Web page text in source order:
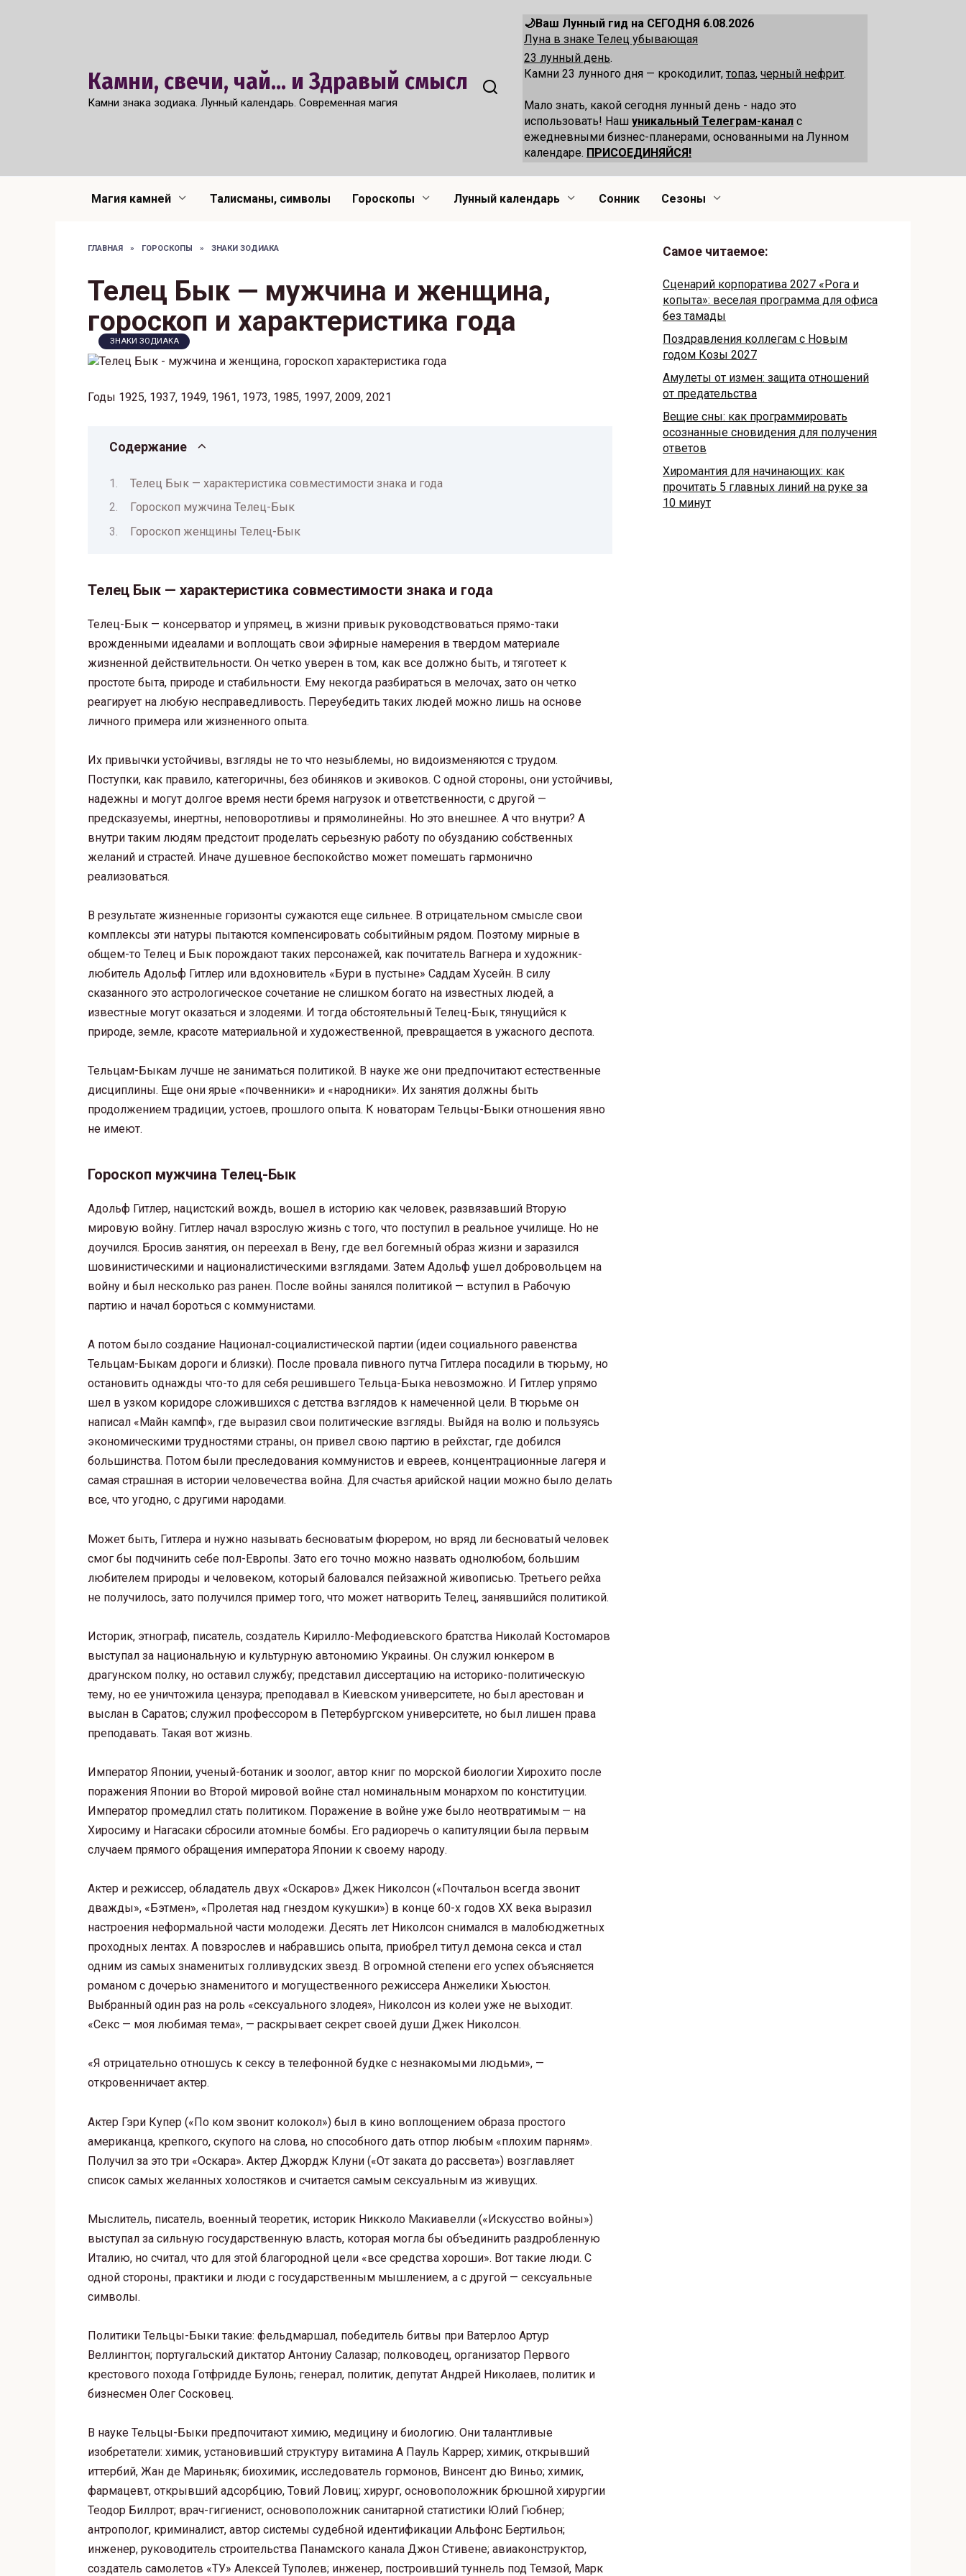
Камни, свечи, чай... и Здравый смысл
Камни знака зодиака. Лунный календарь. Современная магия
🌙Ваш Лунный гид на СЕГОДНЯ 6.08.2026
Луна в знаке Телец убывающая
23 лунный день.
Камни 23 лунного дня — крокодилит, топаз, черный нефрит.
Мало знать, какой сегодня лунный день - надо это
использовать! Наш уникальный Телеграм-канал с
ежедневными бизнес-планерами, основанными на Лунном
календаре. ПРИСОЕДИНЯЙСЯ!
Магия камней Талисманы, символы Гороскопы Лунный календарь Сонник Сезоны
ГЛАВНАЯ » ГОРОСКОПЫ » ЗНАКИ ЗОДИАКА
Телец Бык — мужчина и женщина,
гороскоп и характеристика года
ЗНАКИ ЗОДИАКА
Годы 1925, 1937, 1949, 1961, 1973, 1985, 1997, 2009, 2021
Содержание
Телец Бык — характеристика совместимости знака и года
Гороскоп мужчина Телец-Бык
Гороскоп женщины Телец-Бык
Телец Бык — характеристика совместимости знака и года
Телец-Бык — консерватор и упрямец, в жизни привык руководствоваться прямо-таки
врожденными идеалами и воплощать свои эфирные намерения в твердом материале
жизненной действительности. Он четко уверен в том, как все должно быть, и тяготеет к
простоте быта, природе и стабильности. Ему некогда разбираться в мелочах, зато он четко
реагирует на любую несправедливость. Переубедить таких людей можно лишь на основе
личного примера или жизненного опыта.
Их привычки устойчивы, взгляды не то что незыблемы, но видоизменяются с трудом.
Поступки, как правило, категоричны, без обиняков и экивоков. С одной стороны, они устойчивы,
надежны и могут долгое время нести бремя нагрузок и ответственности, с другой —
предсказуемы, инертны, неповоротливы и прямолинейны. Но это внешнее. А что внутри? А
внутри таким людям предстоит проделать серьезную работу по обузданию собственных
желаний и страстей. Иначе душевное беспокойство может помешать гармонично
реализоваться.
В результате жизненные горизонты сужаются еще сильнее. В отрицательном смысле свои
комплексы эти натуры пытаются компенсировать событийным рядом. Поэтому мирные в
общем-то Телец и Бык порождают таких персонажей, как почитатель Вагнера и художник-
любитель Адольф Гитлер или вдохновитель «Бури в пустыне» Саддам Хусейн. В силу
сказанного это астрологическое сочетание не слишком богато на известных людей, а
известные могут оказаться и злодеями. И тогда обстоятельный Телец-Бык, тянущийся к
природе, земле, красоте материальной и художественной, превращается в ужасного деспота.
Тельцам-Быкам лучше не заниматься политикой. В науке же они предпочитают естественные
дисциплины. Еще они ярые «почвенники» и «народники». Их занятия должны быть
продолжением традиции, устоев, прошлого опыта. К новаторам Тельцы-Быки отношения явно
не имеют.
Гороскоп мужчина Телец-Бык
Адольф Гитлер, нацистский вождь, вошел в историю как человек, развязавший Вторую
мировую войну. Гитлер начал взрослую жизнь с того, что поступил в реальное училище. Но не
доучился. Бросив занятия, он переехал в Вену, где вел богемный образ жизни и заразился
шовинистическими и националистическими взглядами. Затем Адольф ушел добровольцем на
войну и был несколько раз ранен. После войны занялся политикой — вступил в Рабочую
партию и начал бороться с коммунистами.
А потом было создание Национал-социалистической партии (идеи социального равенства
Тельцам-Быкам дороги и близки). После провала пивного путча Гитлера посадили в тюрьму, но
остановить однажды что-то для себя решившего Тельца-Быка невозможно. И Гитлер упрямо
шел в узком коридоре сложившихся с детства взглядов к намеченной цели. В тюрьме он
написал «Майн кампф», где выразил свои политические взгляды. Выйдя на волю и пользуясь
экономическими трудностями страны, он привел свою партию в рейхстаг, где добился
большинства. Потом были преследования коммунистов и евреев, концентрационные лагеря и
самая страшная в истории человечества война. Для счастья арийской нации можно было делать
все, что угодно, с другими народами.
Может быть, Гитлера и нужно называть бесноватым фюрером, но вряд ли бесноватый человек
смог бы подчинить себе пол-Европы. Зато его точно можно назвать однолюбом, большим
любителем природы и человеком, который баловался пейзажной живописью. Третьего рейха
не получилось, зато получился пример того, что может натворить Телец, занявшийся политикой.
Историк, этнограф, писатель, создатель Кирилло-Мефодиевского братства Николай Костомаров
выступал за национальную и культурную автономию Украины. Он служил юнкером в
драгунском полку, но оставил службу; представил диссертацию на историко-политическую
тему, но ее уничтожила цензура; преподавал в Киевском университете, но был арестован и
выслан в Саратов; служил профессором в Петербургском университете, но был лишен права
преподавать. Такая вот жизнь.
Император Японии, ученый-ботаник и зоолог, автор книг по морской биологии Хирохито после
поражения Японии во Второй мировой войне стал номинальным монархом по конституции.
Император промедлил стать политиком. Поражение в войне уже было неотвратимым — на
Хиросиму и Нагасаки сбросили атомные бомбы. Его радиоречь о капитуляции была первым
случаем прямого обращения императора Японии к своему народу.
Актер и режиссер, обладатель двух «Оскаров» Джек Николсон («Почтальон всегда звонит
дважды», «Бэтмен», «Пролетая над гнездом кукушки») в конце 60-х годов XX века выразил
настроения неформальной части молодежи. Десять лет Николсон снимался в малобюджетных
проходных лентах. А повзрослев и набравшись опыта, приобрел титул демона секса и стал
одним из самых знаменитых голливудских звезд. В огромной степени его успех объясняется
романом с дочерью знаменитого и могущественного режиссера Анжелики Хьюстон.
Выбранный один раз на роль «сексуального злодея», Николсон из колеи уже не выходит.
«Секс — моя любимая тема», — раскрывает секрет своей души Джек Николсон.
«Я отрицательно отношусь к сексу в телефонной будке с незнакомыми людьми», —
откровенничает актер.
Актер Гэри Купер («По ком звонит колокол») был в кино воплощением образа простого
американца, крепкого, скупого на слова, но способного дать отпор любым «плохим парням».
Получил за это три «Оскара». Актер Джордж Клуни («От заката до рассвета») возглавляет
список самых желанных холостяков и считается самым сексуальным из живущих.
Мыслитель, писатель, военный теоретик, историк Никколо Макиавелли («Искусство войны»)
выступал за сильную государственную власть, которая могла бы объединить раздробленную
Италию, но считал, что для этой благородной цели «все средства хороши». Вот такие люди. С
одной стороны, практики и люди с государственным мышлением, а с другой — сексуальные
символы.
Политики Тельцы-Быки такие: фельдмаршал, победитель битвы при Ватерлоо Артур
Веллингтон; португальский диктатор Антониу Салазар; полководец, организатор Первого
крестового похода Готфридде Булонь; генерал, политик, депутат Андрей Николаев, политик и
бизнесмен Олег Сосковец.
В науке Тельцы-Быки предпочитают химию, медицину и биологию. Они талантливые
изобретатели: химик, установивший структуру витамина А Пауль Каррер; химик, открывший
иттербий, Жан де Мариньяк; биохимик, исследователь гормонов, Винсент дю Виньо; химик,
фармацевт, открывший адсорбцию, Товий Ловиц; хирург, основоположник брюшной хирургии
Теодор Биллрот; врач-гигиенист, основоположник санитарной статистики Юлий Гюбнер;
антрополог, криминалист, автор системы судебной идентификации Альфонс Бертильон;
инженер, руководитель строительства Панамского канала Джон Стивене; авиаконструктор,
создатель самолетов «ТУ» Алексей Туполев; инженер, построивший туннель под Темзой, Марк
Самое читаемое:
Сценарий корпоратива 2027 «Рога и
копыта»: веселая программа для офиса
без тамады
Поздравления коллегам с Новым
годом Козы 2027
Амулеты от измен: защита отношений
от предательства
Вещие сны: как программировать
осознанные сновидения для получения
ответов
Хиромантия для начинающих: как
прочитать 5 главных линий на руке за
10 минут